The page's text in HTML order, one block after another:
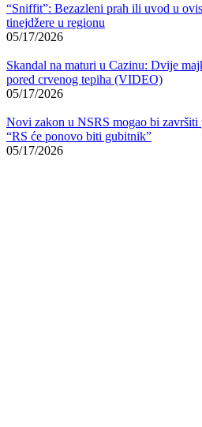
“Sniffit”: Bezazleni prah ili uvod u
tinejdžere u regionu
05/17/2026
Skandal na maturi u Cazinu: Dvije
pored crvenog tepiha (VIDEO)
05/17/2026
Novi zakon u NSRS mogao bi
“RS će ponovo biti gubitnik”
05/17/2026